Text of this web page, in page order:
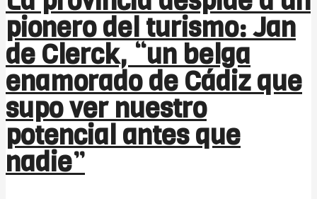
pionero del turismo: Jan
de Clerck, “un belga
enamorado de Cádiz que
supo ver nuestro
potencial antes que
nadie”